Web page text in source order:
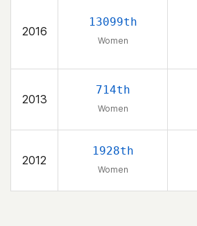
2016
13099th
Women
2013
714th
Women
2012
1928th
Women